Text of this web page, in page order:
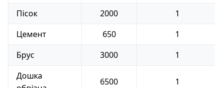
Пісок
2000
1
Цемент
650
1
Брус
3000
1
Дошка
6500 1